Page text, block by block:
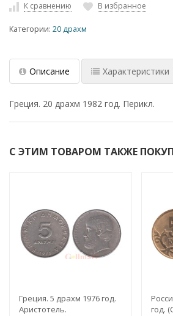
К сравнению В избранное
Категории: 20 драхм
Описание Характеристики
Греция. 20 драхм 1982 год. Перикл.
С ЭТИМ ТОВАРОМ ТАКЖЕ
Греция. 5 драхм 1976 год.
Аристотель.
год.